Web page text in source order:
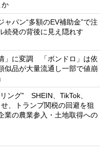
ャパン“多額のEV補助金”で注
発の背後に見え隠れす
」に変調 「ボンドロ」は依
似品が大量流通し一部で値崩
ング” SHEIN、TikTok、
、トランプ関税の回避を狙
の農業参入・土地取得への